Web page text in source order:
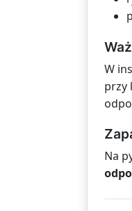
W
przy
Na